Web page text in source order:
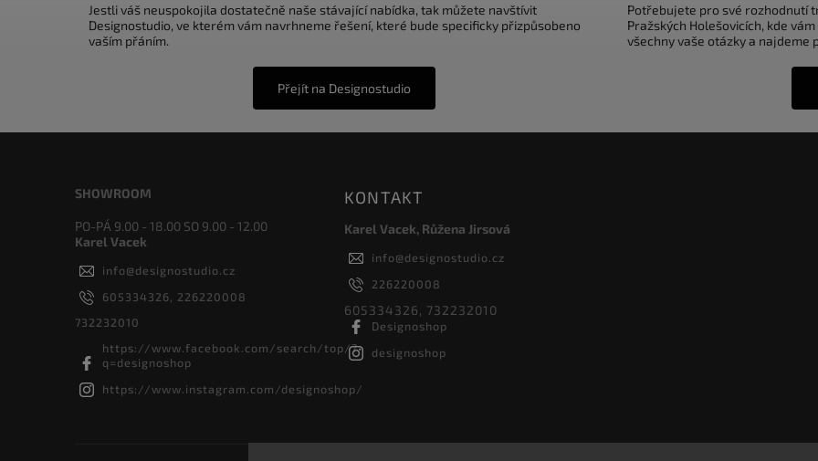
Jestli váš neuspokojila dostatečně naše stávající nabídka, tak můžete navštívit
Designostudio, ve kterém vám navrhneme řešení, které bude specificky přizpůsobeno
vaším přáním.
Přejít na Designostudio
Potřebujete pro své rozhodnutí
Pražských Holešovicích, kde
všechny vaše otázky a najdeme
SHOWROOM
PO-PÁ 9.00 - 18.00 SO 9.00 - 12.00
Karel Vacek
info@designostudio.cz
605334326, 226220008
732232010
https://www.facebook.com/search/top/?
q=designoshop
https://www.instagram.com/designoshop/
KONTAKT
Karel Vacek, Růžena Jirsová
info@designostudio.cz
226220008
605334326, 732232010
Designoshop
designoshop